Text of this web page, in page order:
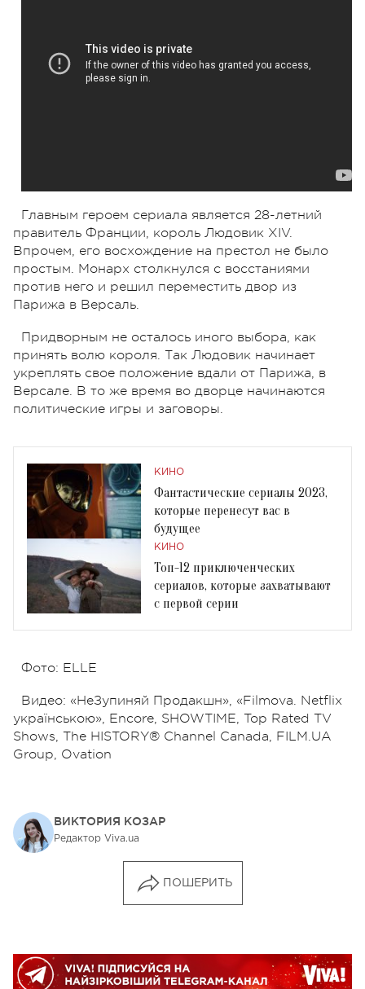
Главным героем сериала является 28-летний
правитель Франции, король Людовик XIV.
Впрочем, его восхождение на престол не было
простым. Монарх столкнулся с восстаниями
против него и решил переместить двор из
Парижа в Версаль.
Придворным не осталось иного выбора, как
принять волю короля. Так Людовик начинает
укреплять свое положение вдали от Парижа, в
Версале. В то же время во дворце начинаются
политические игры и заговоры.
КИНО
Фантастические сериалы 2023,
которые перенесут вас в
будущее
КИНО
Топ-12 приключенческих
сериалов, которые захватывают
с первой серии
Фото: ELLE
Видео: «НеЗупиняй Продакшн», «Filmova. Netflix
українською», Encore, SHOWTIME, Top Rated TV
Shows, The HISTORY® Channel Canada, FILM.UA
Group, Ovation
ВИКТОРИЯ КОЗАР
Редактор Viva.ua
ПОШЕРИТЬ